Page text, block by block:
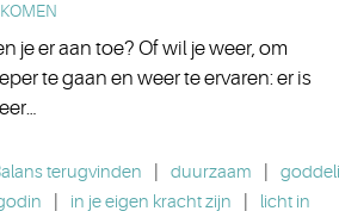
je er aan toe? Of wil je weer, om
te gaan en weer te ervaren: er is
terugvinden duurzaam
in je eigen kracht zijn
licht in